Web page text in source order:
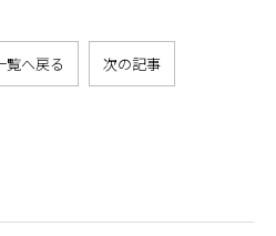
覧へ戻る 次の記事